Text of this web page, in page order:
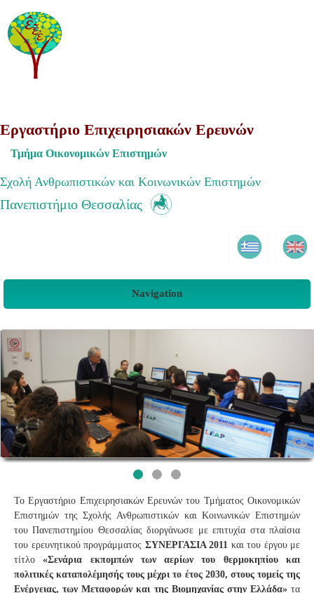
Εργαστήριο Επιχειρησιακών Ερευνών
Τμήμα Οικονομικών Επιστημών
Σχολή Ανθρωπιστικών και Κοινωνικών Επιστημών
Πανεπιστήμιο Θεσσαλίας
Navigation
Το Εργαστήριο Επιχειρησιακών Ερευνών του Τμήματος Οικονομικών
Επιστημών της Σχολής Ανθρωπιστικών και Κοινωνικών Επιστημών
του Πανεπιστημίου Θεσσαλίας διοργάνωσε με επιτυχία στα πλαίσια
του ερευνητικού προγράμματος ΣΥΝΕΡΓΑΣΙΑ 2011 και του έργου με
τίτλο«Σενάρια εκπομπών των αερίων του θερμοκηπίου και
πολιτικές καταπολέμησής τους μέχρι το έτος 2030, στους τομείς της
Ενέργειας, των Μεταφορών και της Βιομηχανίας στην Ελλάδα»τα